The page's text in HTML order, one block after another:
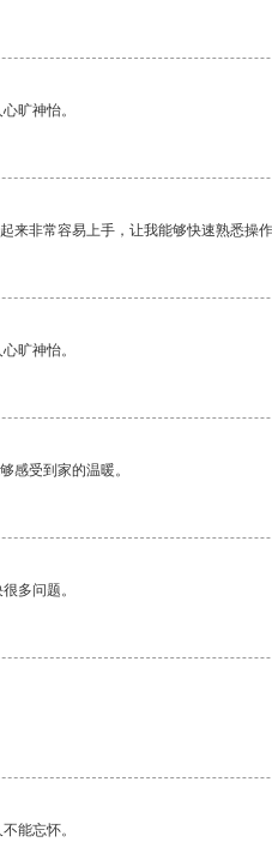
旷神怡。
来非常容易上手，让我能够快速熟悉操
旷神怡。
感受到家的温暖。
多问题。
能忘怀。